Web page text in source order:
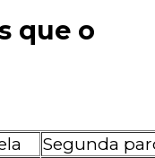
que o
Segunda